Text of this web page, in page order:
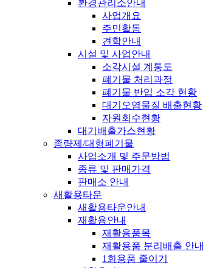
환경관리소안내
사업개요
주민활동
견학안내
시설 및 사업안내
소각시설 계통도
폐기물 처리과정
폐기물 반입 소각 현황
대기오염물질 배출현황
자원회수현황
대기배출가스현황
종량제/대형폐기물
사업소개 및 주문방법
종류 및 판매가격
판매소 안내
새활용타운
새활용타운안내
재활용안내
재활용품목
재활용품 분리배출 안내
1회용품 줄이기